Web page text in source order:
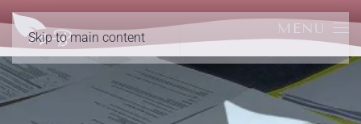
Skip to main content
MENU